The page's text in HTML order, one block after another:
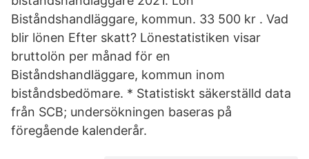
Biståndshandläggare, kommun. 33 500 kr . Vad
blir lönen Efter skatt? Lönestatistiken visar
bruttolön per månad för en
Biståndshandläggare, kommun inom
biståndsbedömare. * Statistiskt säkerställd data
från SCB; undersökningen baseras på
föregående kalenderår.